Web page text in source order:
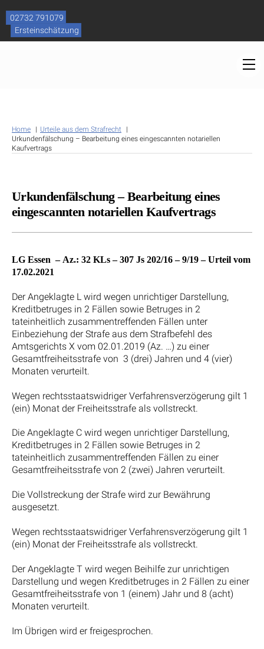
content
02732 791079
Ersteinschätzung
Home
Urteile aus dem Strafrecht
Urkundenfälschung – Bearbeitung eines eingescannten notariellen
Kaufvertrags
Urkundenfälschung – Bearbeitung eines
eingescannten notariellen Kaufvertrags
LG Essen – Az.: 32 KLs – 307 Js 202/16 – 9/19 – Urteil vom
17.02.2021
Der Angeklagte L wird wegen unrichtiger Darstellung,
Kreditbetruges in 2 Fällen sowie Betruges in 2
tateinheitlich zusammentreffenden Fällen unter
Einbeziehung der Strafe aus dem Strafbefehl des
Amtsgerichts X vom 02.01.2019 (Az. …) zu einer
Gesamtfreiheitsstrafe von 3 (drei) Jahren und 4 (vier)
Monaten verurteilt.
Wegen rechtsstaatswidriger Verfahrensverzögerung gilt 1
(ein) Monat der Freiheitsstrafe als vollstreckt.
Die Angeklagte C wird wegen unrichtiger Darstellung,
Kreditbetruges in 2 Fällen sowie Betruges in 2
tateinheitlich zusammentreffenden Fällen zu einer
Gesamtfreiheitsstrafe von 2 (zwei) Jahren verurteilt.
Die Vollstreckung der Strafe wird zur Bewährung
ausgesetzt.
Wegen rechtsstaatswidriger Verfahrensverzögerung gilt 1
(ein) Monat der Freiheitsstrafe als vollstreckt.
Der Angeklagte T wird wegen Beihilfe zur unrichtigen
Darstellung und wegen Kreditbetruges in 2 Fällen zu einer
Gesamtfreiheitsstrafe von 1 (einem) Jahr und 8 (acht)
Monaten verurteilt.
Im Übrigen wird er freigesprochen.